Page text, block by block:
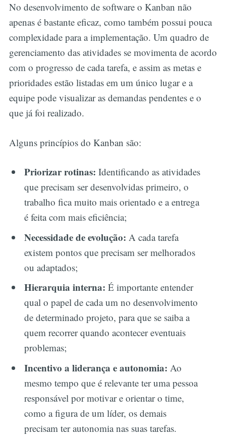
No desenvolvimento de software o Kanban não
apenas é bastante eficaz, como também possui pouca
complexidade para a implementação. Um quadro de
gerenciamento das atividades se movimenta de acordo
com o progresso de cada tarefa, e assim as metas e
prioridades estão listadas em um único lugar e a
equipe pode visualizar as demandas pendentes e o
que já foi realizado.
Alguns princípios do Kanban são:
Priorizar rotinas: Identificando as atividades
que precisam ser desenvolvidas primeiro, o
trabalho fica muito mais orientado e a entrega
é feita com mais eficiência;
Necessidade de evolução:A cada tarefa
existem pontos que precisam ser melhorados
ou adaptados;
Hierarquia interna: É importante entender
qual o papel de cada um no desenvolvimento
de determinado projeto, para que se saiba a
quem recorrer quando acontecer eventuais
problemas;
Incentivo a liderança e autonomia: Ao
mesmo tempo que é relevante ter uma pessoa
responsável por motivar e orientar o time,
como a figura de um líder, os demais
precisam ter autonomia nas suas tarefas.